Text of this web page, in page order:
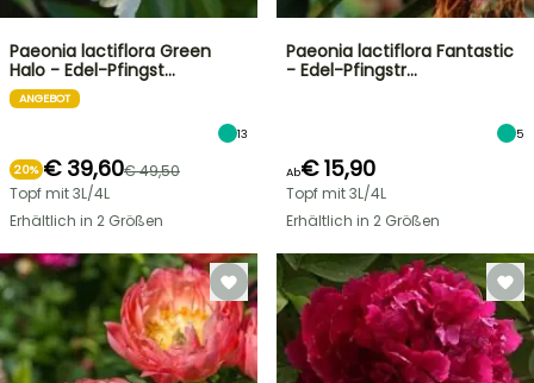
Paeonia lactiflora Green
Halo - Edel-Pfingst…
ANGEBOT
13
20% € 39,60€ 49,50
Topf mit 3L/4L
Erhältlich in 2 Größen
Paeonia lactiflora Fantastic
- Edel-Pfingstr…
5
Ab€ 15,90
Topf mit 3L/4L
Erhältlich in 2 Größen